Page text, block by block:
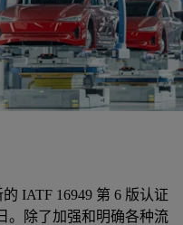
IATF 16949 第 6 版认证
。除了加强和明确各种流